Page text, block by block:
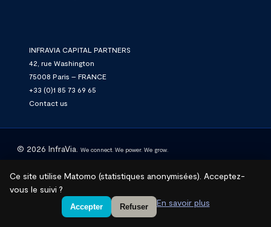
Ce site utilise Matomo (statistiques anonymisées). Acceptez-
vous le suivi ?
Accepter Refuser En savoir plus
INFRAVIA CAPITAL PARTNERS
42, rue Washington
75008 Paris – FRANCE
+33 (0)1 85 73 69 65
Contact us
© 2026 InfraVia. We connect. We power. We grow.
linkedin